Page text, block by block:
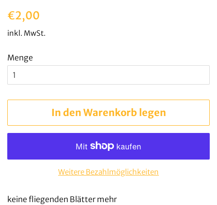
Normaler
Preis
€2,00
inkl. MwSt.
Menge
In den Warenkorb legen
Weitere Bezahlmöglichkeiten
keine fliegenden Blätter mehr